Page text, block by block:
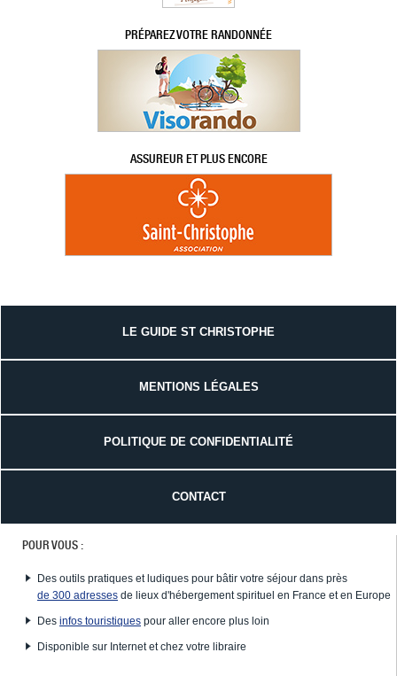
PRÉPAREZ VOTRE RANDONNÉE
ASSUREUR ET PLUS ENCORE
LE GUIDE ST CHRISTOPHE
MENTIONS LÉGALES
POLITIQUE DE CONFIDENTIALITÉ
CONTACT
POUR VOUS :
Des outils pratiques et ludiques pour bâtir votre séjour dans près
de 300 adresses de lieux d'hébergement spirituel en France et en Europe
Des infos touristiques pour aller encore plus loin
Disponible sur Internet et chez votre libraire